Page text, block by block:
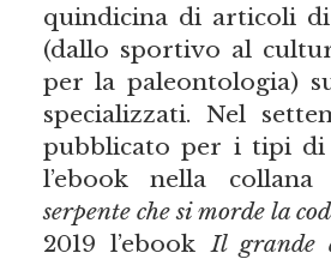
quindicina di articoli
(dallo sportivo al
per la paleontologia)
specializzati. Nel
pubblicato per i tipi di
l’ebook nella
serpente che si morde la
2019 l’ebook Il grande